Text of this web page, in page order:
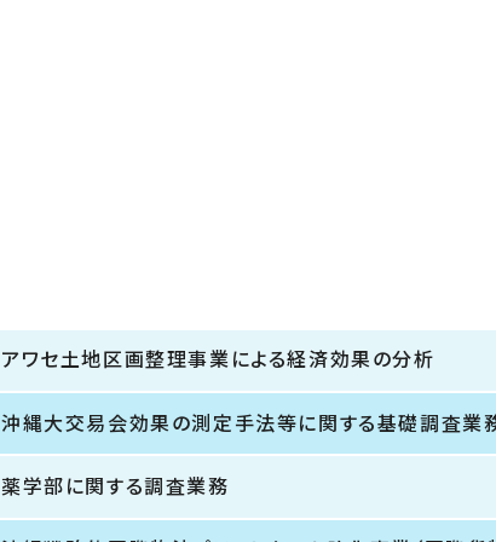
アワセ土地区画整理事業による経済効果の分析
沖縄大交易会効果の測定手法等に関する基礎調査業
薬学部に関する調査業務